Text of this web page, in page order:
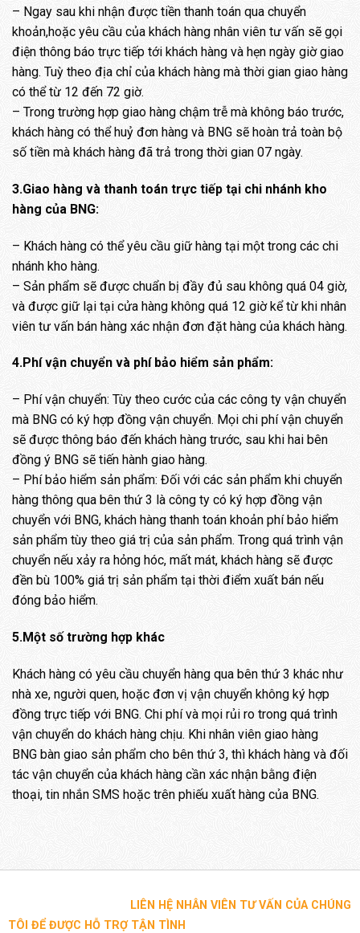
– Ngay sau khi nhận được tiền thanh toán qua chuyển
khoản,hoặc yêu cầu của khách hàng nhân viên tư vấn sẽ gọi
điện thông báo trực tiếp tới khách hàng và hẹn ngày giờ giao
hàng. Tuỳ theo địa chỉ của khách hàng mà thời gian giao hàng
có thể từ 12 đến 72 giờ.
– Trong trường hợp giao hàng chậm trễ mà không báo trước,
khách hàng có thể huỷ đơn hàng và BNG sẽ hoàn trả toàn bộ
số tiền mà khách hàng đã trả trong thời gian 07 ngày.
3.Giao hàng và thanh toán trực tiếp tại chi nhánh kho
hàng của BNG:
– Khách hàng có thể yêu cầu giữ hàng tại một trong các chi
nhánh kho hàng.
– Sản phẩm sẽ được chuẩn bị đầy đủ sau không quá 04 giờ,
và được giữ lại tại cửa hàng không quá 12 giờ kể từ khi nhân
viên tư vấn bán hàng xác nhận đơn đặt hàng của khách hàng.
4.Phí vận chuyển và phí bảo hiểm sản phẩm:
– Phí vận chuyển: Tùy theo cước của các công ty vận chuyển
mà BNG có ký hợp đồng vận chuyển. Mọi chi phí vận chuyển
sẽ được thông báo đến khách hàng trước, sau khi hai bên
đồng ý BNG sẽ tiến hành giao hàng.
– Phí bảo hiểm sản phẩm: Đối với các sản phẩm khi chuyển
hàng thông qua bên thứ 3 là công ty có ký hợp đồng vận
chuyển với BNG, khách hàng thanh toán khoản phí bảo hiểm
sản phẩm tùy theo giá trị của sản phẩm. Trong quá trình vận
chuyển nếu xảy ra hỏng hóc, mất mát, khách hàng sẽ được
đền bù 100% giá trị sản phẩm tại thời điểm xuất bán nếu
đóng bảo hiểm.
5.Một số trường hợp khác
Khách hàng có yêu cầu chuyển hàng qua bên thứ 3 khác như
nhà xe, người quen, hoặc đơn vị vận chuyển không ký hợp
đồng trực tiếp với BNG. Chi phí và mọi rủi ro trong quá trình
vận chuyển do khách hàng chịu. Khi nhân viên giao hàng
BNG bàn giao sản phẩm cho bên thứ 3, thì khách hàng và đối
tác vận chuyển của khách hàng cần xác nhận bằng điện
thoại, tin nhắn SMS hoặc trên phiếu xuất hàng của BNG.
LIÊN HỆ NHÂN VIÊN TƯ VẤN CỦA CHÚNG
TÔI ĐỂ ĐƯỢC HỖ TRỢ TẬN TÌNH